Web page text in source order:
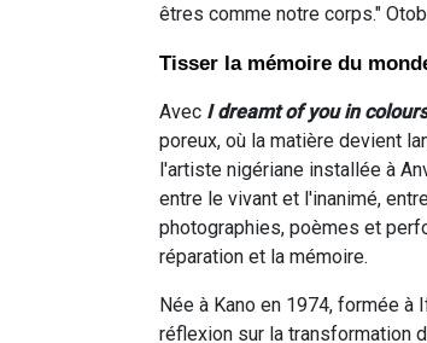
êtres comme notre corps."
Tisser la mémoire du
Avec I dreamt of you in colours
poreux, où la matière devient
l'artiste nigériane installée à
entre le vivant et l'inanimé,
photographies, poèmes et
réparation et la mémoire.
Née à Kano en 1974, formée
réflexion sur la transformation